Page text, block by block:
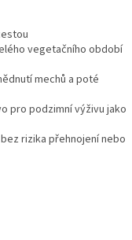
vegetačního období
mechů a poté
pro podzimní výživu jako
rizika přehnojení nebo